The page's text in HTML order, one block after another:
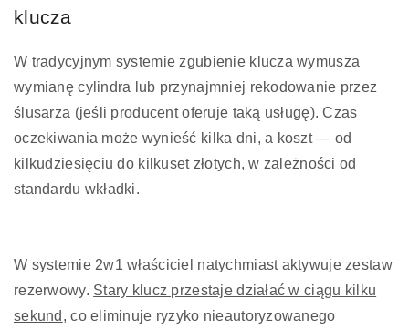
klucza
W tradycyjnym systemie zgubienie klucza wymusza
wymianę cylindra lub przynajmniej rekodowanie przez
ślusarza (jeśli producent oferuje taką usługę). Czas
oczekiwania może wynieść kilka dni, a koszt — od
kilkudziesięciu do kilkuset złotych, w zależności od
standardu wkładki.
W systemie 2w1 właściciel natychmiast aktywuje zestaw
rezerwowy. Stary klucz przestaje działać w ciągu kilku
sekund , co eliminuje ryzyko nieautoryzowanego